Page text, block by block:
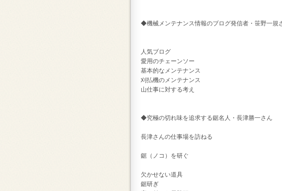
◆機械メンテナンス情報のブログ発信者・笹野一規
人気ブログ
愛用のチェーンソー
基本的なメンテナンス
刈払機のメンテナンス
山仕事に対する考え
◆究極の切れ味を追求する鋸名人・長津勝一さん
長津さんの仕事場を訪ねる
鋸（ノコ）を研ぐ
欠かせない道具
鋸研ぎ